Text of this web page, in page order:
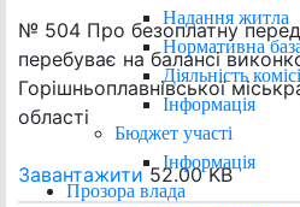
Надання житла
Нормативна
Діяльність
Інформація
Бюджет участі
Інформація
Прозора влада
№ 504 Про безоплатну
перебуває на балансі
Горішньоплавнівської
області
Завантажити 52.00 KB